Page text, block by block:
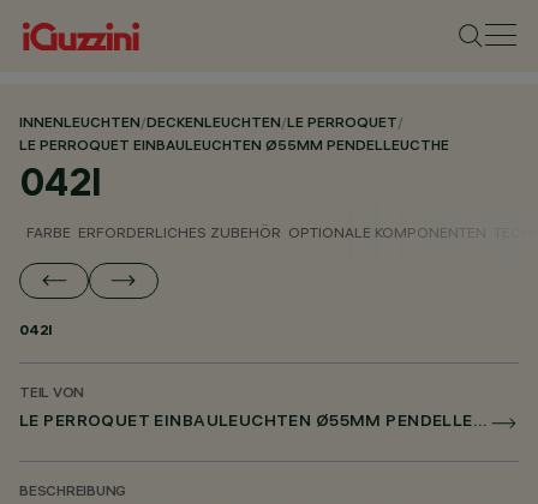
INNENLEUCHTEN/DECKENLEUCHTEN/LE PERROQUET/
LE PERROQUET EINBAULEUCHTEN Ø55MM PENDELLEUCTHE
042I
FARBE ERFORDERLICHES ZUBEHÖR OPTIONALE KOMPONENTEN
042I
TEIL VON
LE PERROQUET EINBAULEUCHTEN Ø55MM PENDELLEUCTHE
BESCHREIBUNG